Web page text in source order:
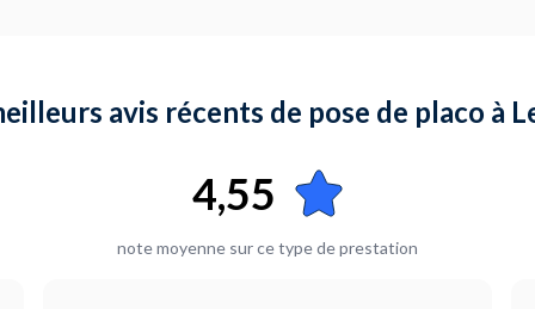
avis récents de pose de placo à
4,55
note moyenne sur ce type de prestation